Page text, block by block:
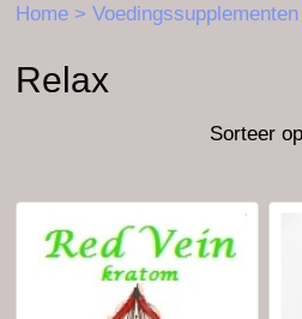
Home >
Relax
Sorteer